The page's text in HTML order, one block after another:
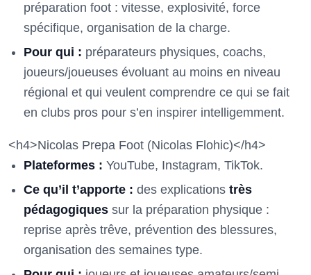
préparation foot : vitesse, explosivité, force
spécifique, organisation de la charge.
Pour qui : préparateurs physiques, coachs,
joueurs/joueuses évoluant au moins en niveau
régional et qui veulent comprendre ce qui se fait
en clubs pros pour s’en inspirer intelligemment.
<h4>Nicolas Prepa Foot (Nicolas Flohic)</h4>
Plateformes : YouTube, Instagram, TikTok.
Ce qu’il t’apporte : des explications très
pédagogiques sur la préparation physique :
reprise après trêve, prévention des blessures,
organisation des semaines type.